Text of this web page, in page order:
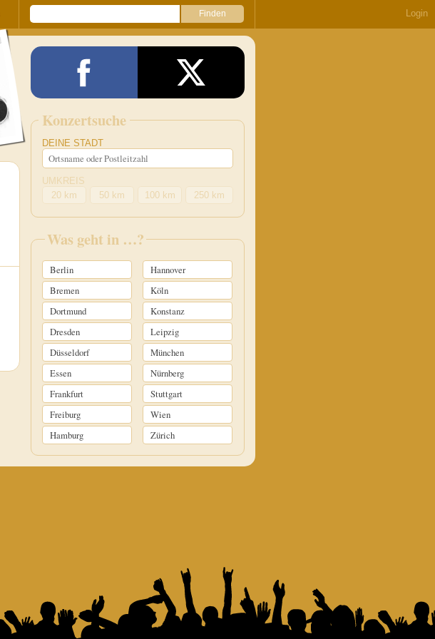
Login
Konzertsuche
DEINE STADT
UMKREIS
20 km
50 km 100 km 250 km
Was geht in …?
Berlin
Bremen
Dortmund
Dresden
Düsseldorf
Essen
Frankfurt
Freiburg
Hamburg
Hannover
Köln
Konstanz
Leipzig
München
Nürnberg
Stuttgart
Wien
Zürich